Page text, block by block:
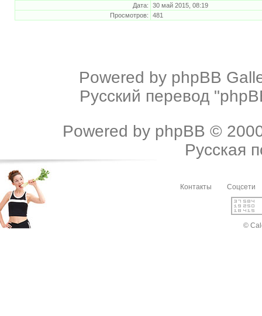
Дата:
30 май 2015, 08:19
Просмотров:
481
Powered by phpBB
Русский перевод
Powered by phpBB ©
Русская
Контакты Соцсети
©